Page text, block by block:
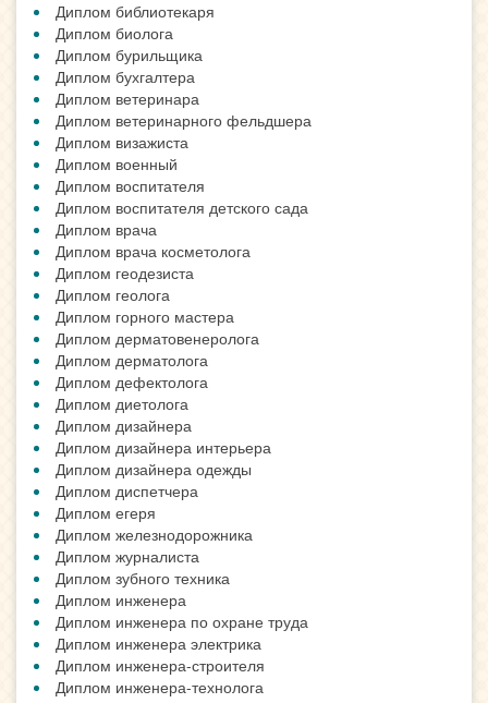
Диплом библиотекаря
Диплом биолога
Диплом бурильщика
Диплом бухгалтера
Диплом ветеринара
Диплом ветеринарного фельдшера
Диплом визажиста
Диплом военный
Диплом воспитателя
Диплом воспитателя детского сада
Диплом врача
Диплом врача косметолога
Диплом геодезиста
Диплом геолога
Диплом горного мастера
Диплом дерматовенеролога
Диплом дерматолога
Диплом дефектолога
Диплом диетолога
Диплом дизайнера
Диплом дизайнера интерьера
Диплом дизайнера одежды
Диплом диспетчера
Диплом егеря
Диплом железнодорожника
Диплом журналиста
Диплом зубного техника
Диплом инженера
Диплом инженера по охране труда
Диплом инженера электрика
Диплом инженера-строителя
Диплом инженера-технолога